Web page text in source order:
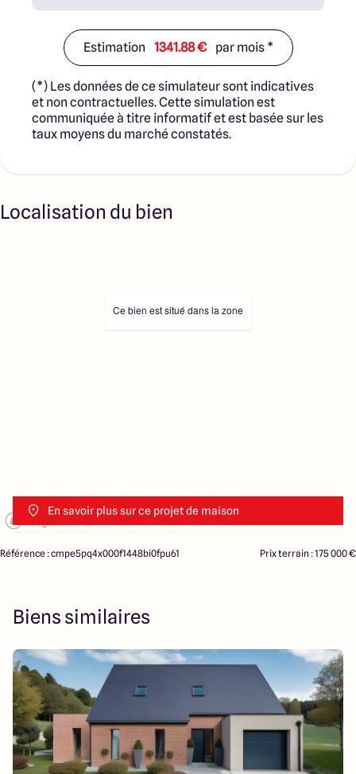
Estimation 1341.88 € par mois *
(*) Les données de ce simulateur sont indicatives
et non contractuelles. Cette simulation est
communiquée à titre informatif et est basée sur les
taux moyens du marché constatés.
Localisation du bien
En savoir plus sur ce projet de maison
Ce bien est situé dans la zone
Référence : cmpe5pq4x000f1448bi0fpu61 Prix terrain : 175 000 €
Biens similaires